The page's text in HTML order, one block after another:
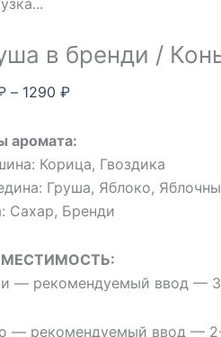
в бренди /
– 1290 ₽
аромата:
Корица, Гвоздика
Груша, Яблоко,
Сахар, Бренди
— рекомендуемый ввод —
— рекомендуемый ввод —